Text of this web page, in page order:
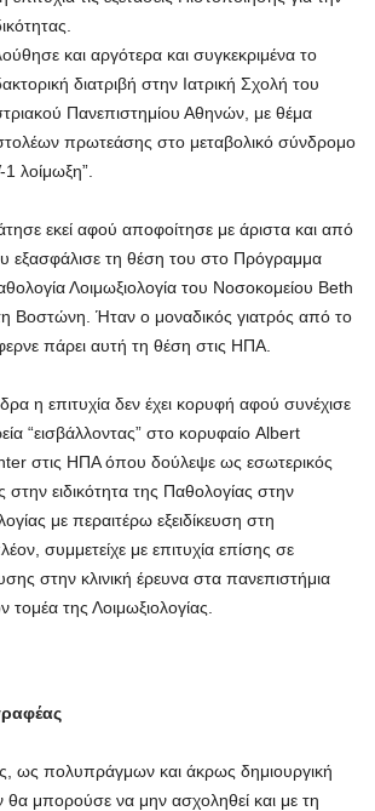
και αργότερα και συγκεκριμένα το
διατριβή στην Ιατρική Σχολή του
Πανεπιστημίου Αθηνών, με θέμα
πρωτεάσης στο μεταβολικό σύνδρομο
λοίμωξη”.
εκεί αφού αποφοίτησε με άριστα και από
εξασφάλισε τη θέση του στο Πρόγραμμα
Λοιμωξιολογία του Νοσοκομείου Beth
Βοστώνη. Ήταν ο μοναδικός γιατρός από το
πάρει αυτή τη θέση στις ΗΠΑ.
η επιτυχία δεν έχει κορυφή αφού συνέχισε
“εισβάλλοντας” στο κορυφαίο Albert
στις ΗΠΑ όπου δούλεψε ως εσωτερικός
στην ειδικότητα της Παθολογίας στην
με περαιτέρω εξειδίκευση στη
συμμετείχε με επιτυχία επίσης σε
στην κλινική έρευνα στα πανεπιστήμια
της Λοιμωξιολογίας.
ως πολυπράγμων και άκρως δημιουργική
μπορούσε να μην ασχοληθεί και με τη